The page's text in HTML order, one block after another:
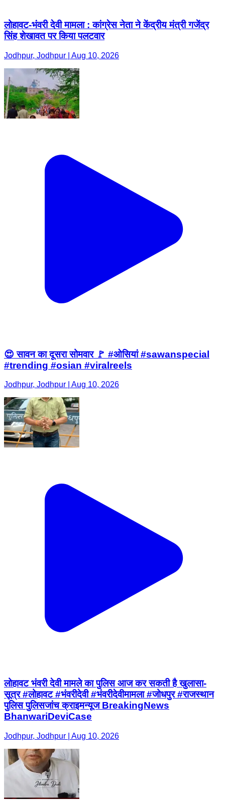
लोहावट-भंवरी देवी मामला : कांग्रेस नेता ने केंद्रीय मंत्री गजेंद्र
सिंह शेखावत पर किया पलटवार
Jodhpur, Jodhpur | Aug 10, 2026
😍 सावन का दूसरा सोमवार 🚩 #ओसियां #sawanspecial
#trending #osian #viralreels
Jodhpur, Jodhpur | Aug 10, 2026
लोहावट भंवरी देवी मामले का पुलिस आज कर सकती है खुलासा-
सूत्र #लोहावट #भंवरीदेवी #भंवरीदेवीमामला #जोधपुर #राजस्थान
पुलिस पुलिसजांच क्राइमन्यूज BreakingNews
BhanwariDeviCase
Jodhpur, Jodhpur | Aug 10, 2026